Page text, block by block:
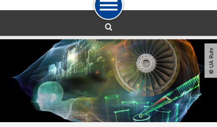
Unterseiten von „Über uns“
Zum Fuß der Seite mit weiteren Services
Zur Startseite
© UA Ruhr